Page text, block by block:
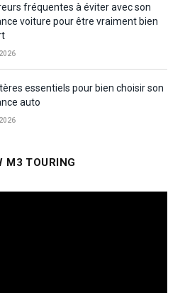
fréquentes à éviter avec son
voiture pour être vraiment bien
essentiels pour bien choisir son
auto
M3 TOURING